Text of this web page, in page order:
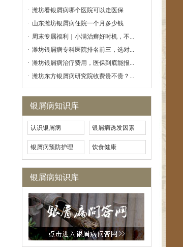
· 潍坊看银屑病哪个医院可以走医保
· 山东潍坊银屑病住院一个月多少钱
· 周末专属福利｜小满治癣好时机，不...
· 潍坊银屑病专科医院排名前三，选对...
· 潍坊银屑病治疗费用，医保到底能报...
· 潍坊东方银屑病研究院收费贵不贵？...
银屑病知识库
认识银屑病 银屑病诱发因素
银屑病预防护理 饮食健康
银屑病知识库